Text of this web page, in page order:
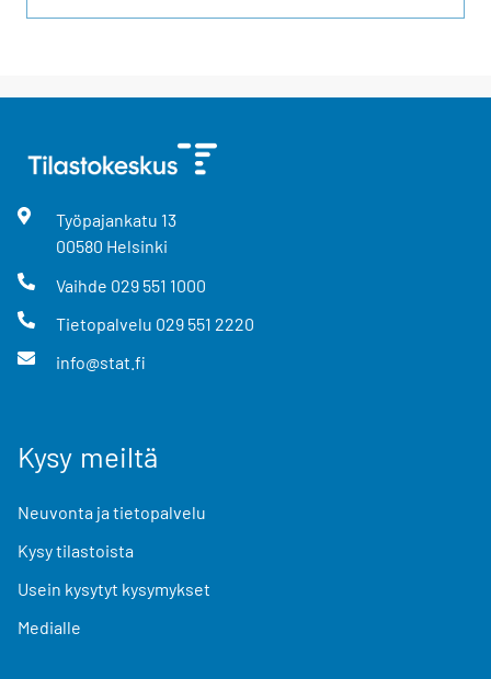
Työpajankatu 13
00580 Helsinki
Vaihde 029 551 1000
Tietopalvelu 029 551 2220
info@stat.fi
Kysy meiltä
Neuvonta ja tietopalvelu
Kysy tilastoista
Usein kysytyt kysymykset
Medialle